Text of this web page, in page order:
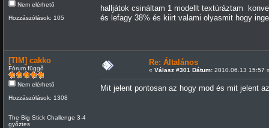
Nem elérhető
Hozzászólások: 105
halljátok csináltam 1 modellt textúráztam
és lefagy 38% és kiirt valami olyasmit hogy
[TIM] cakko
Fórum függő
Nem elérhető
Hozzászólások: 1308
The Big Stick Challenge 3-4
győztes
Re: Általános
« Válasz #301 Dátum:2010.06.13 15:57
Mit jelent pontosan az hogy mod és mit jelent